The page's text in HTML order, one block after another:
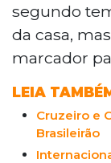
segundo
da casa,
marcador
LEIA
Cruzeiro e
Brasileirão